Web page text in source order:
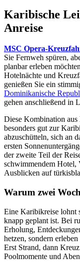
Karibische
Anreise
MSC Opera-
Sie Fernweh spüren,
planbar erleben
Hotelnächte und
genießen Sie ein
Dominikanische
gehen anschließend in
Diese Kombination aus
besonders gut zur
abzuschütteln, sich an
ersten
der zweite Teil der
schwimmendem Hotel,
Ausblicken auf
Warum zwei
Eine Karibikreise lohnt
knapp geplant ist. Bei
Erholung,
hetzen, sondern
Erst Strand, dann
Poolmomente und